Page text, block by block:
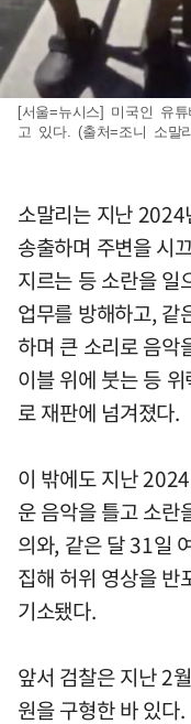
[서울=뉴시스] 미국인 유
고 있다. (출처=조니 소말
소말리는 지난
송출하며 주변을 시
지르는 등 소란을 일
업무를 방해하고,
하며 큰 소리로 음악
이블 위에 붓는 등
로 재판에 넘겨졌다.
이 밖에도 지난
운 음악을 틀고 소란
의와, 같은 달 31일
집해 허위 영상을 반
기소됐다.
앞서 검찰은 지난 2
원을 구형한 바 있다.